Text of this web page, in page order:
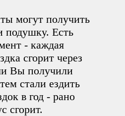
могут получить
подушку. Есть
- каждая
сгорит через
Вы получили
стали ездить
в год - рано
сгорит.